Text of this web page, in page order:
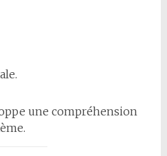
une compréhension